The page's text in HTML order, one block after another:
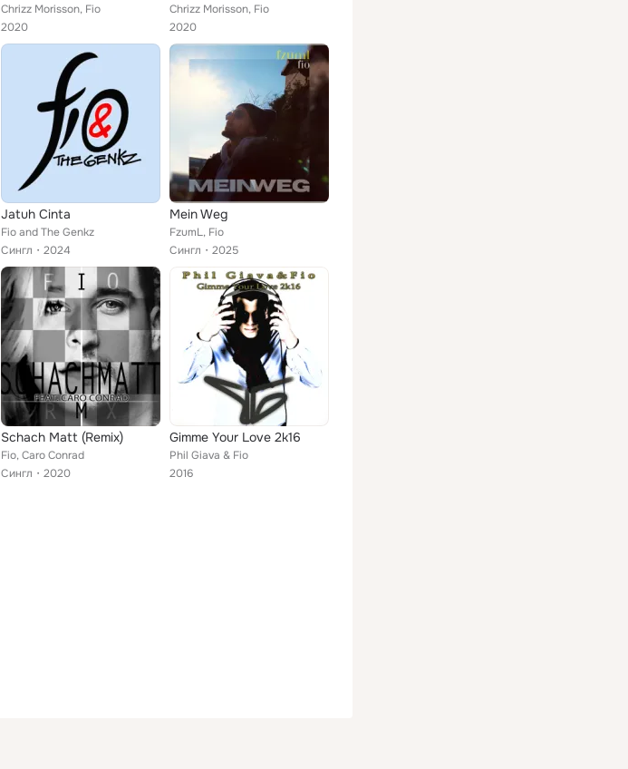
Chrizz Morisson, Fio
2020
Chrizz Morisson, Fio
2020
Jatuh Cinta
Fio and The Genkz
Сингл
2024
Mein Weg
FzumL, Fio
Сингл
2025
Schach Matt (Remix)
Fio, Caro Conrad
Сингл
2020
Gimme Your Love 2k16
Phil Giava & Fio
2016